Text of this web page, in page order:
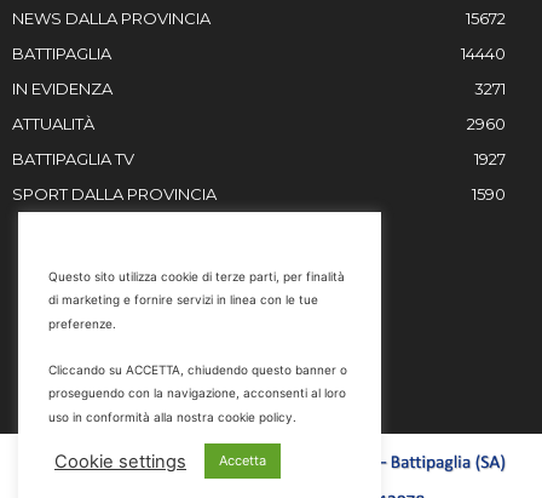
NEWS DALLA PROVINCIA
15672
BATTIPAGLIA
14440
IN EVIDENZA
3271
ATTUALITÀ
2960
BATTIPAGLIA TV
1927
SPORT DALLA PROVINCIA
1590
Email
marketing@battipaglia1929.it
carminegaldi@virgilio.it
Questo sito utilizza cookie di terze parti, per finalità
di marketing e fornire servizi in linea con le tue
preferenze.
Cliccando su ACCETTA, chiudendo questo banner o
proseguendo con la navigazione, acconsenti al loro
uso in conformità alla nostra cookie policy.
Cookie settings Accetta